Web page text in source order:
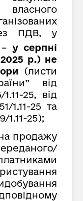
ПДВ, у
– у серпні
р.) не
(листи
від
25, від
1.11-25 та
1.11-25);
продажу